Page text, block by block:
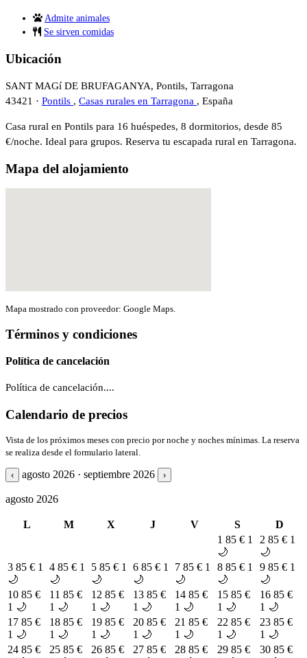
Admite animales
Se sirven comidas
Ubicación
SANT MAGí DE BRUFAGANYA, Pontils, Tarragona
43421 · Pontils , Casas rurales en Tarragona , España
Casa rural en Pontils para 16 huéspedes, 8 dormitorios, desde 85
€/noche. Ideal para grupos. Reserva tu escapada rural en Tarragona.
Mapa del alojamiento
Mapa mostrado con proveedor: Google Maps.
Términos y condiciones
Política de cancelación
Política de cancelación....
Calendario de precios
Vista de los próximos meses con precio por noche y noches mínimas. La reserva
se realiza desde el formulario lateral.
‹ agosto 2026 · septiembre 2026 ›
agosto 2026
L M X J V S
D
1 85 € 1
🌙
2 85 € 1
🌙
3 85 € 1
🌙
4 85 € 1
🌙
5 85 € 1
🌙
6 85 € 1
🌙
7 85 € 1
🌙
8 85 € 1
🌙
9 85 € 1
🌙
10 85 €
1 🌙
11 85 €
1 🌙
12 85 €
1 🌙
13 85 €
1 🌙
14 85 €
1 🌙
15 85 €
1 🌙
16 85 €
1 🌙
17 85 €
1 🌙
18 85 €
1 🌙
19 85 €
1 🌙
20 85 €
1 🌙
21 85 €
1 🌙
22 85 €
1 🌙
23 85 €
1 🌙
24 85 €
25 85 €
26 85 €
27 85 €
28 85 €
29 85 €
30 85 €